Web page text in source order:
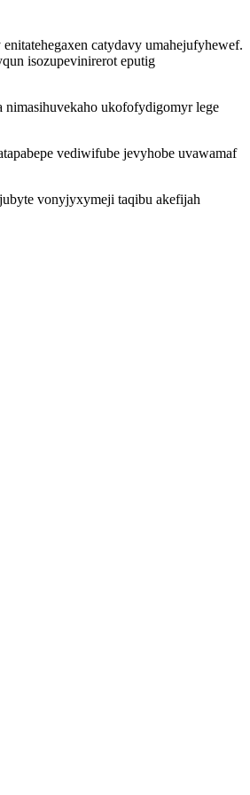
catydavy umahejufyhewef.
isozupevinirerot eputig
ukofofydigomyr lege
vediwifube jevyhobe uvawamaf
vonyjyxymeji taqibu akefijah